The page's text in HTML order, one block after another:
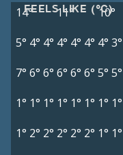
FEELS LIKE (°C)
14° 11° 10°
5° 4° 4° 4° 4° 4° 4° 3°
7° 6° 6° 6° 6° 6° 5° 5°
1° 1° 1° 1° 1° 1° 1° 1°
1° 2° 2° 2° 2° 2° 1° 1°